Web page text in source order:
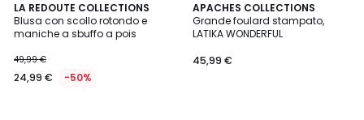
LA REDOUTE COLLECTIONS
Blusa con scollo rotondo e
maniche a sbuffo a pois
49,99 €
24,99 € -50%
APACHES COLLECTIONS
Grande foulard stampato,
LATIKA WONDERFUL
45,99 €